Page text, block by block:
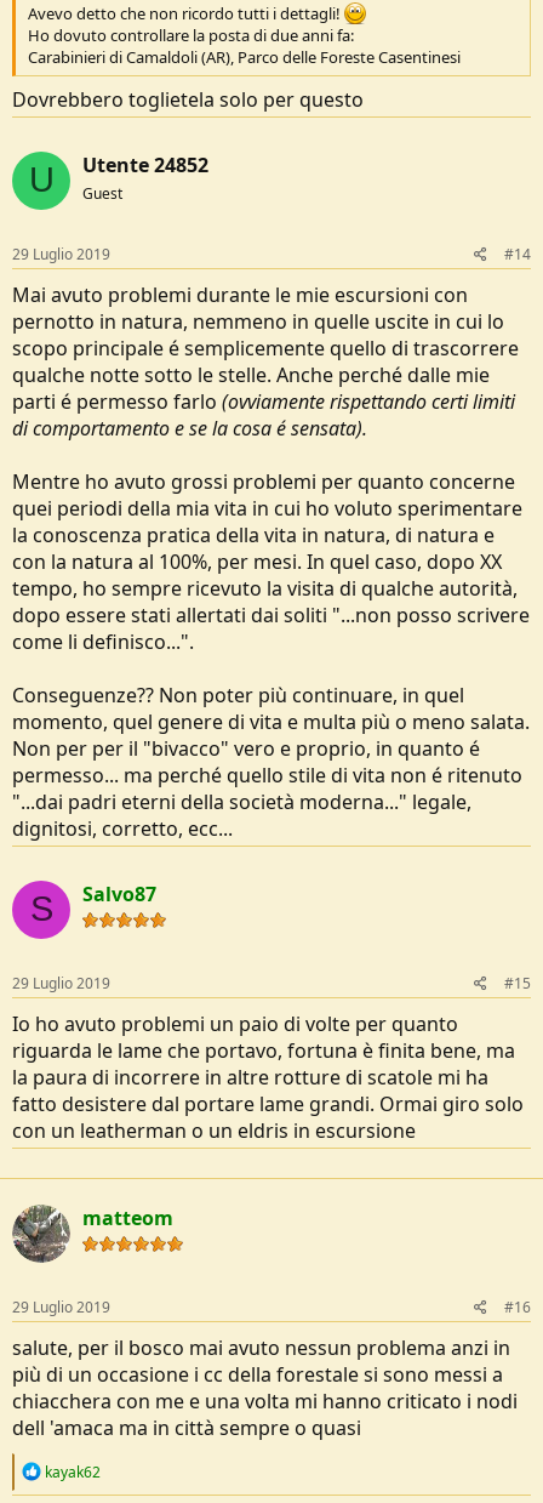
Avevo detto che non ricordo tutti i dettagli!
Ho dovuto controllare la posta di due anni fa:
Carabinieri di Camaldoli (AR), Parco delle Foreste Casentinesi
Dovrebbero toglietela solo per questo
U Utente 24852
Guest
29 Luglio 2019 #14
Mai avuto problemi durante le mie escursioni con
pernotto in natura, nemmeno in quelle uscite in cui lo
scopo principale é semplicemente quello di trascorrere
qualche notte sotto le stelle. Anche perché dalle mie
parti é permesso farlo (ovviamente rispettando certi limiti
di comportamento e se la cosa é sensata).
Mentre ho avuto grossi problemi per quanto concerne
quei periodi della mia vita in cui ho voluto sperimentare
la conoscenza pratica della vita in natura, di natura e
con la natura al 100%, per mesi. In quel caso, dopo XX
tempo, ho sempre ricevuto la visita di qualche autorità,
dopo essere stati allertati dai soliti "...non posso scrivere
come li definisco...".
Conseguenze?? Non poter più continuare, in quel
momento, quel genere di vita e multa più o meno salata.
Non per per il "bivacco" vero e proprio, in quanto é
permesso... ma perché quello stile di vita non é ritenuto
"...dai padri eterni della società moderna..." legale,
dignitosi, corretto, ecc...
S Salvo87
29 Luglio 2019 #15
Io ho avuto problemi un paio di volte per quanto
riguarda le lame che portavo, fortuna è finita bene, ma
la paura di incorrere in altre rotture di scatole mi ha
fatto desistere dal portare lame grandi. Ormai giro solo
con un leatherman o un eldris in escursione
matteom
29 Luglio 2019 #16
salute, per il bosco mai avuto nessun problema anzi in
più di un occasione i cc della forestale si sono messi a
chiacchera con me e una volta mi hanno criticato i nodi
dell 'amaca ma in città sempre o quasi
R
kayak62